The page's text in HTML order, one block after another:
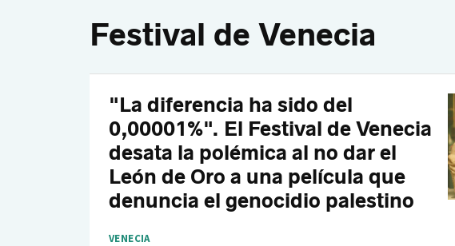
Festival de Venecia
"La diferencia ha sido del
0,00001%". El Festival de Venecia
desata la polémica al no dar el
León de Oro a una película que
denuncia el genocidio palestino
VENECIA